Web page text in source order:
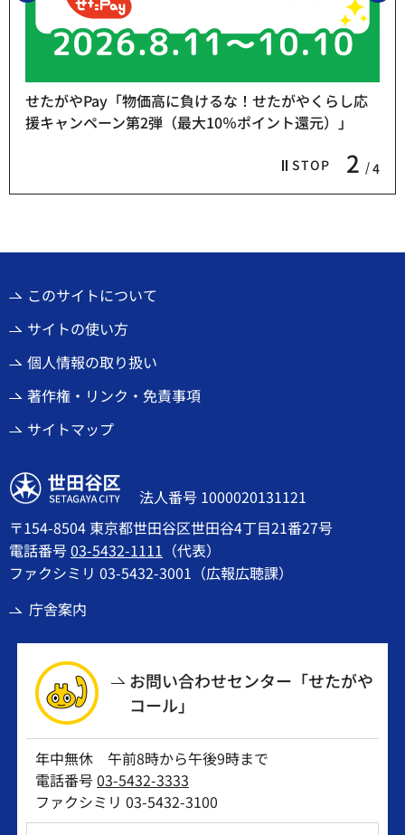
STOP 2 4
せたがやPay「物価高に負けるな！せたがやくらし応
援キャンペーン第2弾（最大10％ポイント還元）」
このサイトについて
サイトの使い方
個人情報の取り扱い
著作権・リンク・免責事項
サイトマップ
世田谷区
法人番号 1000020131121
〒154-8504 東京都世田谷区世田谷4丁目21番27号
電話番号03-5432-1111 （代表）
ファクシミリ 03-5432-3001（広報広聴課）
庁舎案内
お問い合わせセンター「せたがや
コール」
年中無休 午前8時から午後9時まで
電話番号03-5432-3333
ファクシミリ 03-5432-3100